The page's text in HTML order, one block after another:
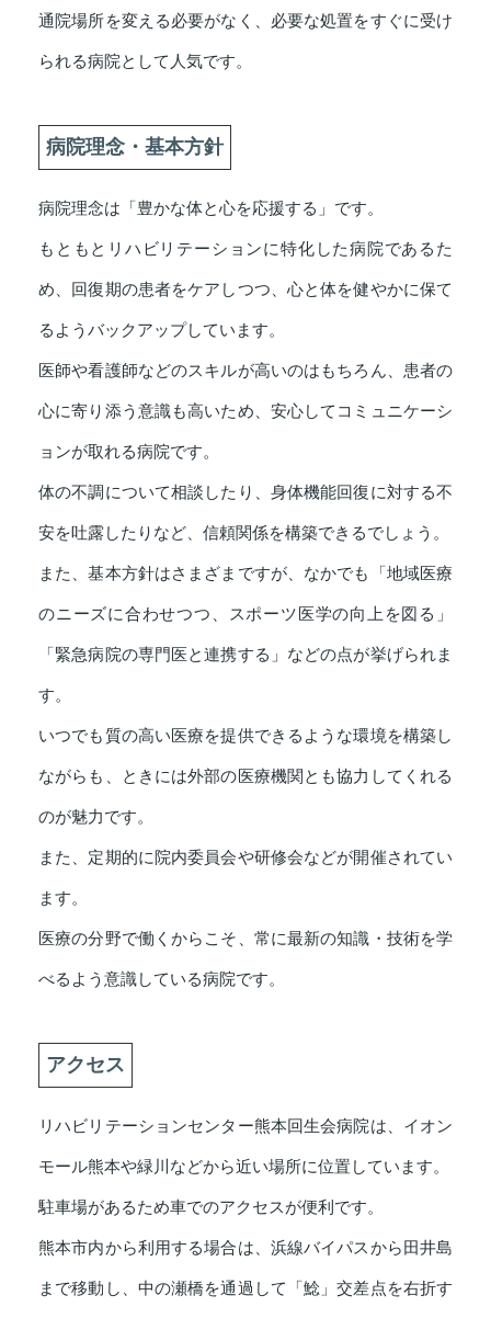
通院場所を変える必要がなく、必要な処置をすぐに受け
られる病院として人気です。
病院理念・基本方針
病院理念は「豊かな体と心を応援する」です。
もともとリハビリテーションに特化した病院であるた
め、回復期の患者をケアしつつ、心と体を健やかに保て
るようバックアップしています。
医師や看護師などのスキルが高いのはもちろん、患者の
心に寄り添う意識も高いため、安心してコミュニケーシ
ョンが取れる病院です。
体の不調について相談したり、身体機能回復に対する不
安を吐露したりなど、信頼関係を構築できるでしょう。
また、基本方針はさまざまですが、なかでも「地域医療
のニーズに合わせつつ、スポーツ医学の向上を図る」
「緊急病院の専門医と連携する」などの点が挙げられま
す。
いつでも質の高い医療を提供できるような環境を構築し
ながらも、ときには外部の医療機関とも協力してくれる
のが魅力です。
また、定期的に院内委員会や研修会などが開催されてい
ます。
医療の分野で働くからこそ、常に最新の知識・技術を学
べるよう意識している病院です。
アクセス
リハビリテーションセンター熊本回生会病院は、イオン
モール熊本や緑川などから近い場所に位置しています。
駐車場があるため車でのアクセスが便利です。
熊本市内から利用する場合は、浜線バイパスから田井島
まで移動し、中の瀬橋を通過して「鯰」交差点を右折す